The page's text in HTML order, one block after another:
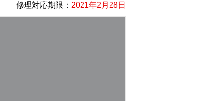
修理対応期限： 2021年2月28日